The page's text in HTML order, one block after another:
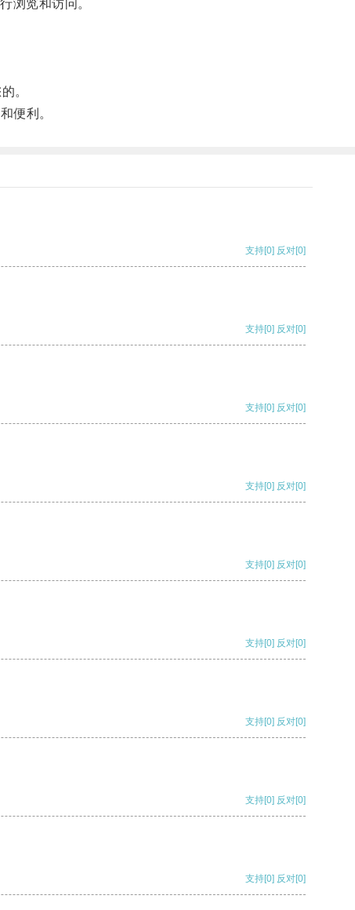
浏览和访问。
。
便利。
支持[0] 反对[0]
支持[0] 反对[0]
支持[0] 反对[0]
支持[0] 反对[0]
支持[0] 反对[0]
支持[0] 反对[0]
支持[0] 反对[0]
支持[0] 反对[0]
支持[0] 反对[0]